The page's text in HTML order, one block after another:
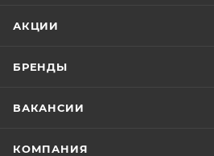
АКЦИИ
БРЕНДЫ
ВАКАНСИИ
КОМПАНИЯ